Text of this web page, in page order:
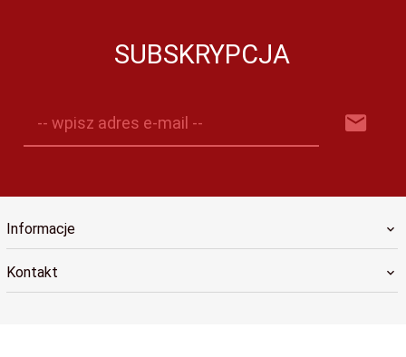
SUBSKRYPCJA
-- wpisz adres e-mail --
Informacje
Kontakt